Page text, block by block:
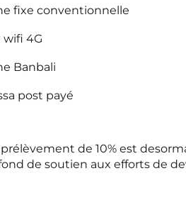
fixe conventionnelle
wifi 4G
Banbali
post payé
de 10% est
de soutien aux efforts de